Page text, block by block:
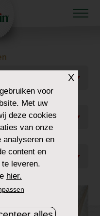
X
voor
Met uw
deze cookies
van onze
analyseren en
content en
leveren.
hier.